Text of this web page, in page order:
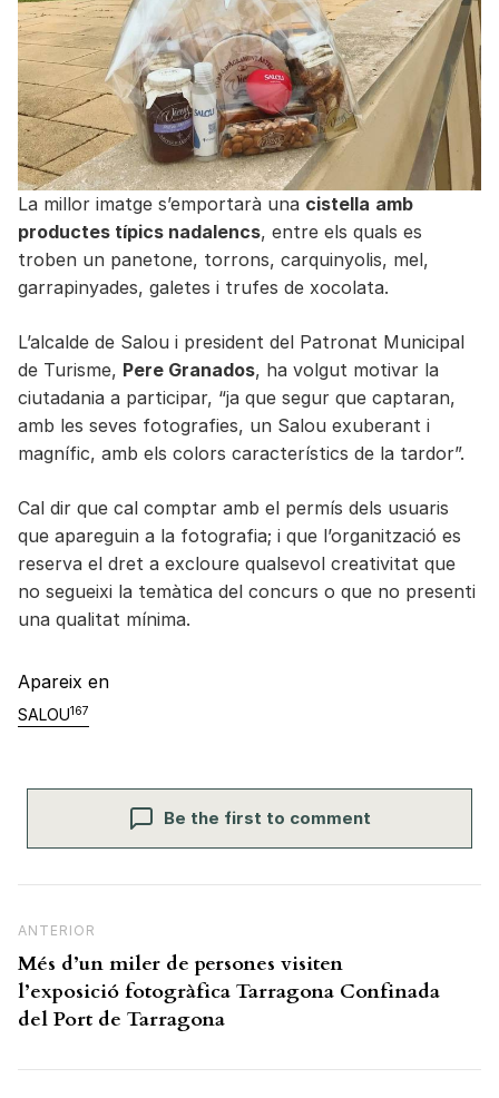
La millor imatge s’emportarà una cistella amb
productes típics nadalencs, entre els quals es
troben un panetone, torrons, carquinyolis, mel,
garrapinyades, galetes i trufes de xocolata.
L’alcalde de Salou i president del Patronat Municipal
de Turisme, Pere Granados, ha volgut motivar la
ciutadania a participar, “ja que segur que captaran,
amb les seves fotografies, un Salou exuberant i
magnífic, amb els colors característics de la tardor”.
Cal dir que cal comptar amb el permís dels usuaris
que apareguin a la fotografia; i que l’organització es
reserva el dret a excloure qualsevol creativitat que
no segueixi la temàtica del concurs o que no presenti
una qualitat mínima.
Apareix en
SALOU167
Be the first to comment
Previous Post
ANTERIOR
Més d’un miler de persones visiten
l’exposició fotogràfica Tarragona Confinada
del Port de Tarragona